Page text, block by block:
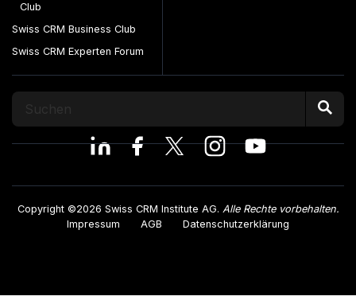
Club
Swiss CRM Business Club
Swiss CRM Experten Forum
Copyright ©2026 Swiss CRM Institute AG. Alle Rechte vorbehalten.
Impressum
AGB Datenschutzerklärung